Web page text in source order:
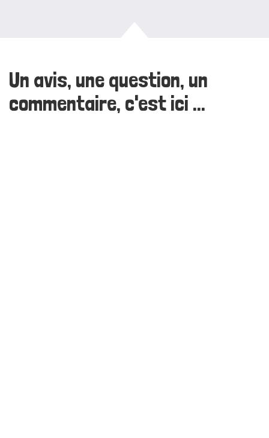
Un avis, une question, un
commentaire, c'est ici ...